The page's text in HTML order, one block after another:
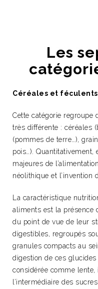
Les
Céréales et féculents
Cette catégorie regroupe
très différente : céréales
(pommes de terre…),
pois…).
majeures de
néolithique et l’invention
La caractéristique
aliments est la présence
du point de vue de leur
digestibles, regroupés
granules compacts au
digestion de ces
considérée comme lente,
l’intermédiaire des